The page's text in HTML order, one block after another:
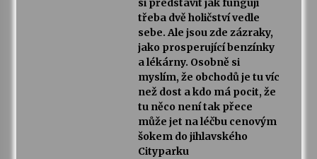
si představit jak fungují
třeba dvě holičství vedle
sebe. Ale jsou zde zázraky,
jako prosperující benzínky
a lékárny. Osobně si
myslím, že obchodů je tu víc
než dost a kdo má pocit, že
tu něco není tak přece
může jet na léčbu cenovým
šokem do jihlavského
Cityparku